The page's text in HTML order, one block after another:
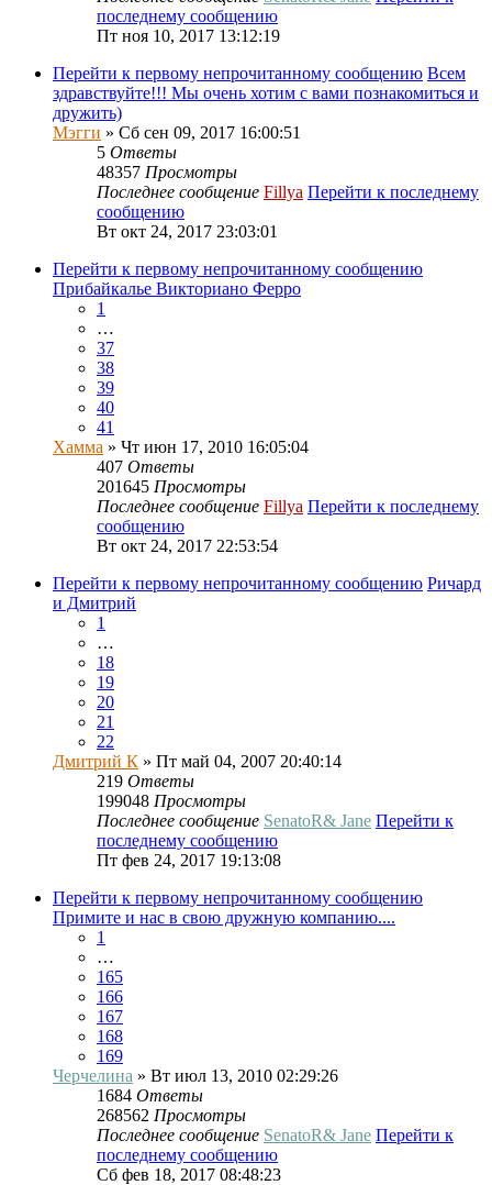
последнему сообщению
Пт ноя 10, 2017 13:12:19
Перейти к первому непрочитанному сообщению Всем
здравствуйте!!! Мы очень хотим с вами познакомиться и
дружить)
Мэгги » Сб сен 09, 2017 16:00:51
5 Ответы
48357 Просмотры
Последнее сообщение Fillya Перейти к последнему
сообщению
Вт окт 24, 2017 23:03:01
Перейти к первому непрочитанному сообщению
Прибайкалье Викториано Ферро
1
…
37
38
39
40
41
Хамма » Чт июн 17, 2010 16:05:04
407 Ответы
201645 Просмотры
Последнее сообщение Fillya Перейти к последнему
сообщению
Вт окт 24, 2017 22:53:54
Перейти к первому непрочитанному сообщению Ричард
и Дмитрий
1
…
18
19
20
21
22
Дмитрий К » Пт май 04, 2007 20:40:14
219 Ответы
199048 Просмотры
Последнее сообщение SenatoR& Jane Перейти к
последнему сообщению
Пт фев 24, 2017 19:13:08
Перейти к первому непрочитанному сообщению
Примите и нас в свою дружную компанию....
1
…
165
166
167
168
169
Черчелина » Вт июл 13, 2010 02:29:26
1684 Ответы
268562 Просмотры
Последнее сообщение SenatoR& Jane Перейти к
последнему сообщению
Сб фев 18, 2017 08:48:23